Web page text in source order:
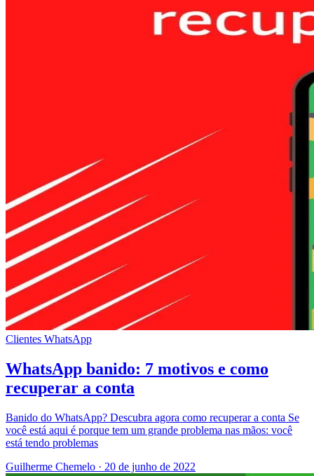
Clientes WhatsApp
WhatsApp banido: 7 motivos e como
recuperar a conta
Banido do WhatsApp? Descubra agora como recuperar a conta Se
você está aqui é porque tem um grande problema nas mãos: você
está tendo problemas
Guilherme Chemelo · 20 de junho de 2022